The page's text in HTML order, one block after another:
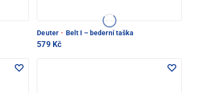
Deuter · Belt I – bederní taška
579 Kč